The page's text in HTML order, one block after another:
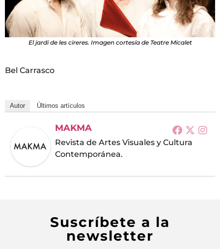
El jardi de les cireres. Imagen cortesía de Teatre Micalet
Bel Carrasco
Autor Últimos artículos
MAKMA
Revista de Artes Visuales y Cultura
Contemporánea.
Suscríbete a la
newsletter